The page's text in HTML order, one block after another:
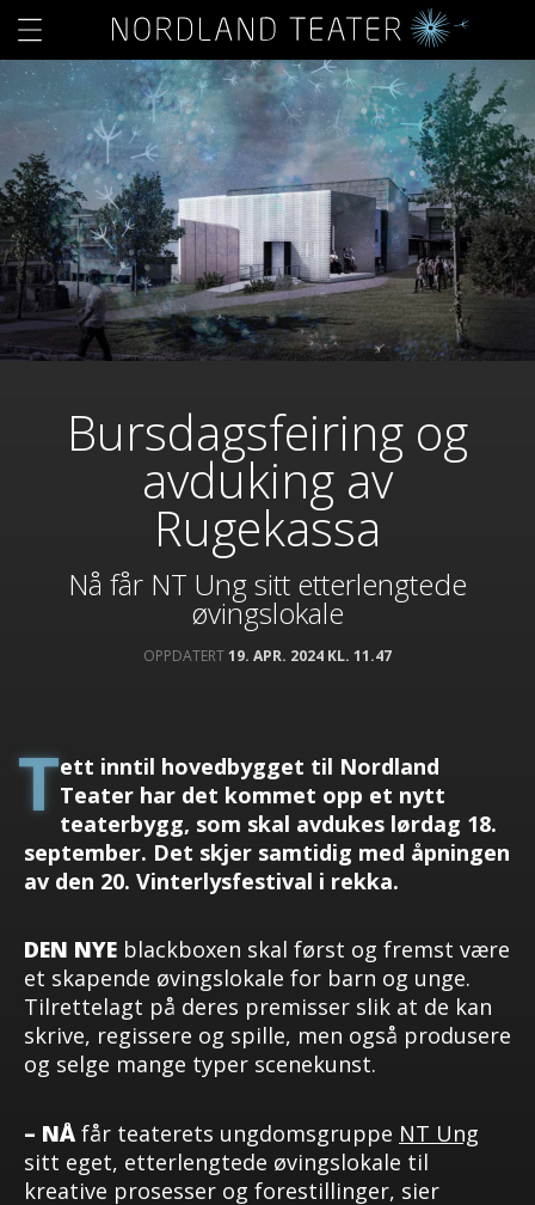
Bursdagsfeiring og
avduking av
Rugekassa
Nå får NT Ung sitt etterlengtede
øvingslokale
OPPDATERT19. APR. 2024 KL. 11.47
Tett inntil hovedbygget til Nordland
Teater har det kommet opp et nytt
teaterbygg, som skal avdukes lørdag 18.
september. Det skjer samtidig med åpningen
av den 20. Vinterlysfestival i rekka.
DEN NYE blackboxen skal først og fremst være
et skapende øvingslokale for barn og unge.
Tilrettelagt på deres premisser slik at de kan
skrive, regissere og spille, men også produsere
og selge mange typer scenekunst.
– NÅ får teaterets ungdomsgruppe NT Ung
sitt eget, etterlengtede øvingslokale til
kreative prosesser og forestillinger, sier